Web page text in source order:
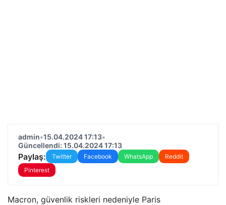
admin•15.04.2024 17:13•
Güncellendi: 15.04.2024 17:13
Paylaş: Twitter Facebook WhatsApp
Reddit
Pinterest
Macron, güvenlik riskleri nedeniyle Paris